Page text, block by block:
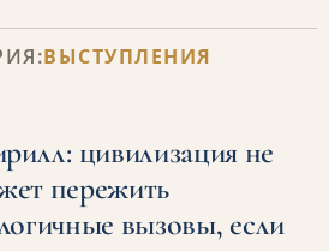
ВЫСТУПЛЕНИЯ
цивилизация не
пережить
вызовы, если